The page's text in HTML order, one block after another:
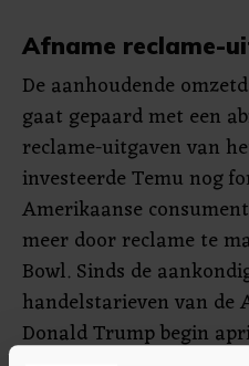
Afname reclame-
De aanhoudende
gaat gepaard met een
reclame-uitgaven van
investeerde Temu nog
Amerikaanse
meer door reclame te
Bowl. Sinds de
handelstarieven van de
Donald Trump begin